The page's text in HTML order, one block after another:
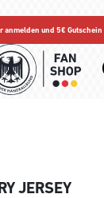
anmelden und 5€
JERSEY